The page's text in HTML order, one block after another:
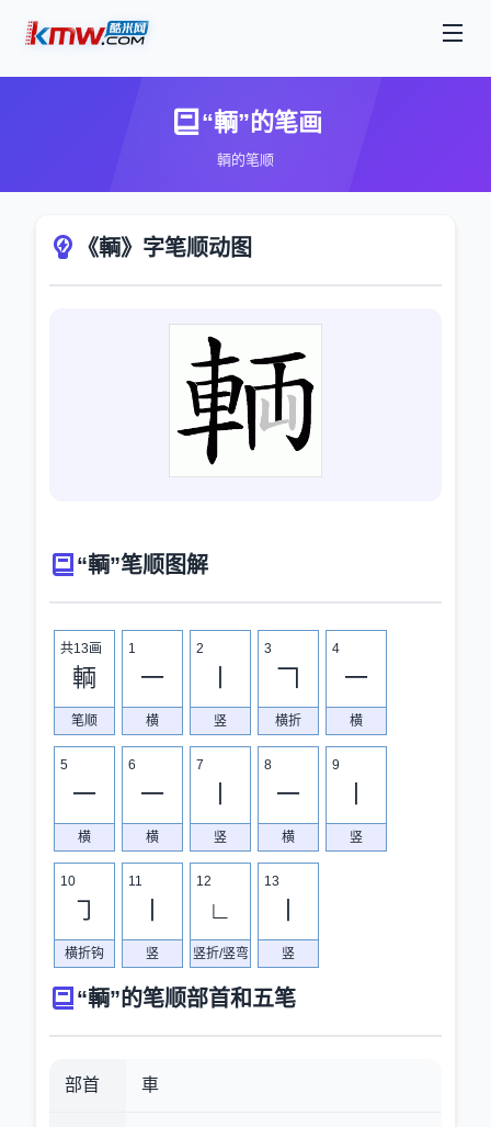
“輌”的笔画
輌的笔顺
《輌》字笔顺动图
“輌”笔顺图解
共13画
輌
笔顺
1
一
横
2
竖
3
𠃍
横折
4
一
横
5
一
横
6
一
横
7
竖
8
一
横
9
竖
10
㇆
横折钩
11
竖
12
∟
竖折/竖弯
13
竖
“輌”的笔顺部首和五笔
部首 車